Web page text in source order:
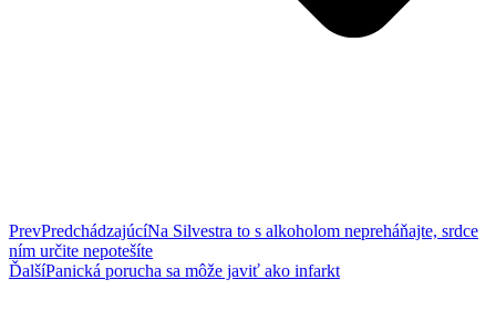
PrevPredchádzajúcíNa Silvestra to s alkoholom nepreháňajte, srdce
ním určite nepotešíte
ĎalšíPanická porucha sa môže javiť ako infarkt